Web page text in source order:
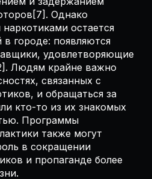
Однако
наркотиками остается
городе: появляются
удовлетворяющие
Людям крайне важно
связанных с
и обращаться за
кто-то из их знакомых
Программы
также могут
в сокращении
и пропаганде более